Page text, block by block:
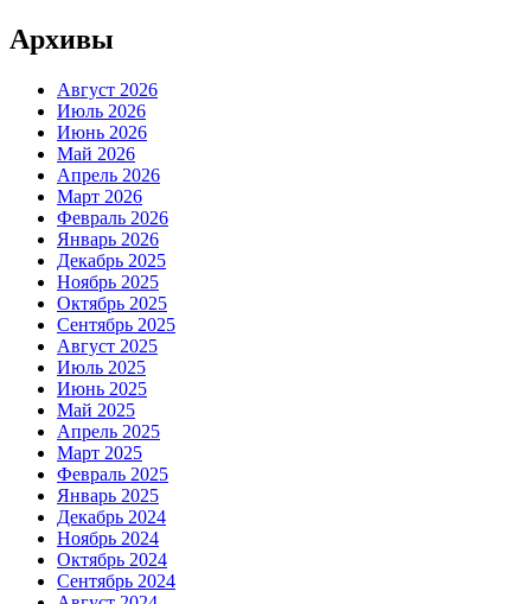
Архивы
Август 2026
Июль 2026
Июнь 2026
Май 2026
Апрель 2026
Март 2026
Февраль 2026
Январь 2026
Декабрь 2025
Ноябрь 2025
Октябрь 2025
Сентябрь 2025
Август 2025
Июль 2025
Июнь 2025
Май 2025
Апрель 2025
Март 2025
Февраль 2025
Январь 2025
Декабрь 2024
Ноябрь 2024
Октябрь 2024
Сентябрь 2024